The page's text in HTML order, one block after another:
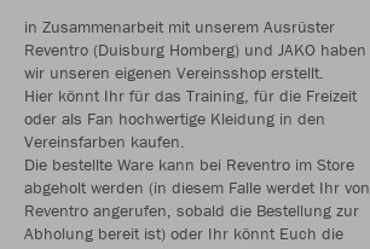
in Zusammenarbeit mit unserem Ausrüster
Reventro (Duisburg Homberg) und JAKO haben
wir unseren eigenen Vereinsshop erstellt.
Hier könnt Ihr für das Training, für die Freizeit
oder als Fan hochwertige Kleidung in den
Vereinsfarben kaufen.
Die bestellte Ware kann bei Reventro im Store
abgeholt werden (in diesem Falle werdet Ihr von
Reventro angerufen, sobald die Bestellung zur
Abholung bereit ist) oder Ihr könnt Euch die